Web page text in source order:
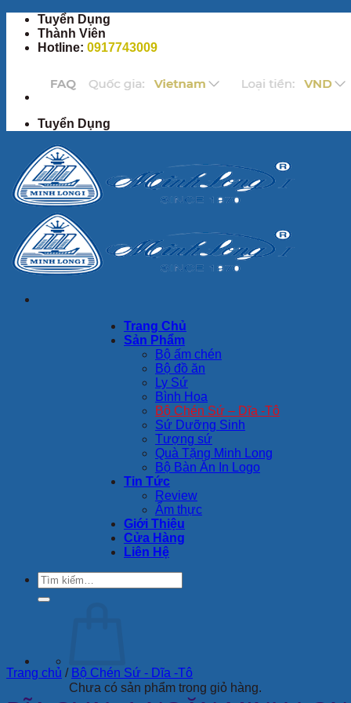
qua
Tuyển Dụng
Thành Viên
Hotline: 0917743009
Tuyển Dụng
Trang Chủ
Sản Phẩm
Bộ ấm chén
Bộ đồ ăn
Ly Sứ
Bình Hoa
Bộ Chén Sứ – Dĩa -Tô
Sứ Dưỡng Sinh
Tượng sứ
Quà Tặng Minh Long
Bộ Bàn Ăn In Logo
Tin Tức
Review
Ẩm thực
Giới Thiệu
Cửa Hàng
Liên Hệ
Tìm
kiếm:
Chưa có sản phẩm trong giỏ hàng.
Trang chủ / Bộ Chén Sứ - Dĩa -Tô